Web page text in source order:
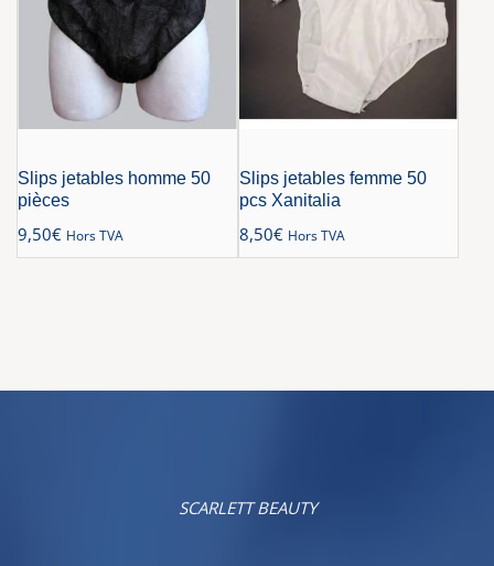
Slips jetables homme 50
pièces
9,50€ Hors TVA
Slips jetables femme 50
pcs Xanitalia
8,50€ Hors TVA
SCARLETT BEAUTY